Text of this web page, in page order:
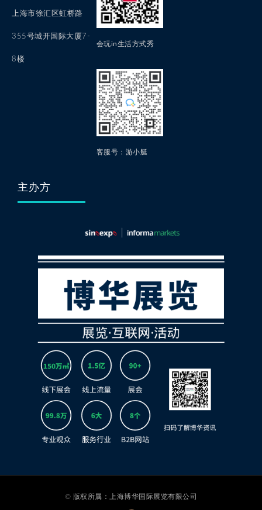
上海市徐汇区虹桥路
355号城开国际大厦7-
8楼
会玩in生活方式秀
客服号：游小艇
主办方
© 版权所属：上海博华国际展览有限公司